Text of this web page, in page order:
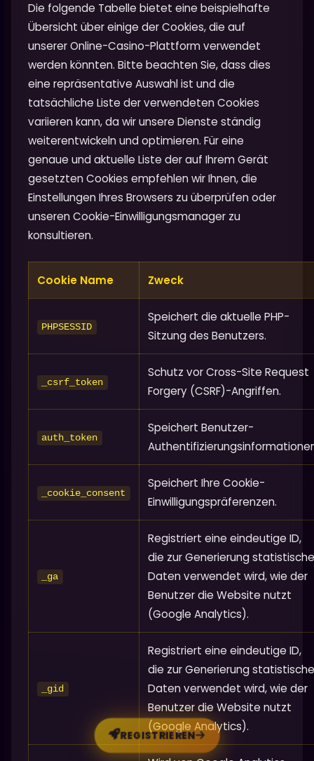
Die folgende Tabelle bietet eine beispielhafte
Übersicht über einige der Cookies, die auf
unserer Online-Casino-Plattform verwendet
werden könnten. Bitte beachten Sie, dass dies
eine repräsentative Auswahl ist und die
tatsächliche Liste der verwendeten Cookies
variieren kann, da wir unsere Dienste ständig
weiterentwickeln und optimieren. Für eine
genaue und aktuelle Liste der auf Ihrem Gerät
gesetzten Cookies empfehlen wir Ihnen, die
Einstellungen Ihres Browsers zu überprüfen oder
unseren Cookie-Einwilligungsmanager zu
konsultieren.
Cookie Name Zweck
PHPSESSID
Speichert die aktuelle PHP-
Sitzung des Benutzers.
_csrf_token
Schutz vor Cross-Site Request
Forgery (CSRF)-Angriffen.
auth_token
Speichert Benutzer-
_cookie_consent
Speichert Ihre Cookie-
Einwilligungspräferenzen.
_ga
Registriert eine eindeutige ID,
die zur Generierung
Daten verwendet wird, wie der
Benutzer die Website nutzt
(Google Analytics).
_gid
Registriert eine eindeutige ID,
die zur Generierung
Daten verwendet wird, wie der
Benutzer die Website nutzt
(Google Analytics).
REGISTRIEREN